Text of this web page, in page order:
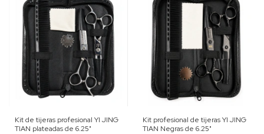
Kit de tijeras profesional YI JING
TIAN plateadas de 6.25"
Kit profesional de tijeras YI JING
TIAN Negras de 6.25"